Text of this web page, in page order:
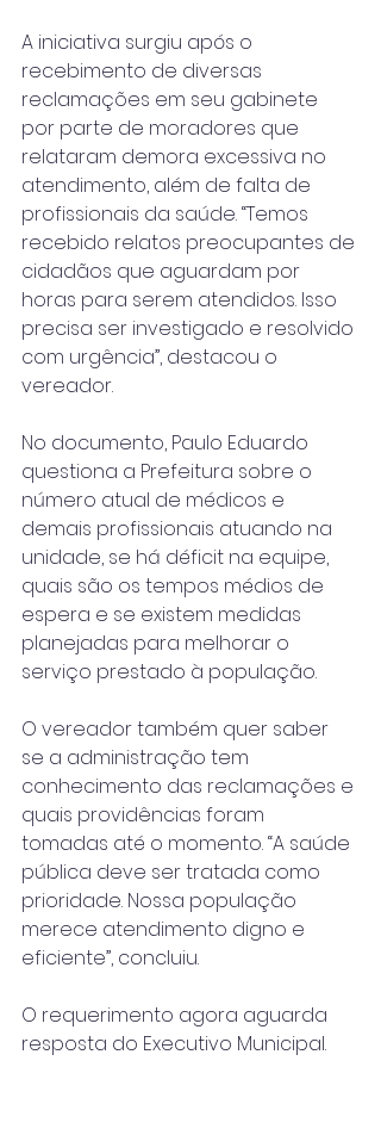
A iniciativa surgiu após o
recebimento de diversas
reclamações em seu gabinete
por parte de moradores que
relataram demora excessiva no
atendimento, além de falta de
profissionais da saúde. “Temos
recebido relatos preocupantes de
cidadãos que aguardam por
horas para serem atendidos. Isso
precisa ser investigado e resolvido
com urgência”, destacou o
vereador.
No documento, Paulo Eduardo
questiona a Prefeitura sobre o
número atual de médicos e
demais profissionais atuando na
unidade, se há déficit na equipe,
quais são os tempos médios de
espera e se existem medidas
planejadas para melhorar o
serviço prestado à população.
O vereador também quer saber
se a administração tem
conhecimento das reclamações e
quais providências foram
tomadas até o momento. “A saúde
pública deve ser tratada como
prioridade. Nossa população
merece atendimento digno e
eficiente”, concluiu.
O requerimento agora aguarda
resposta do Executivo Municipal.